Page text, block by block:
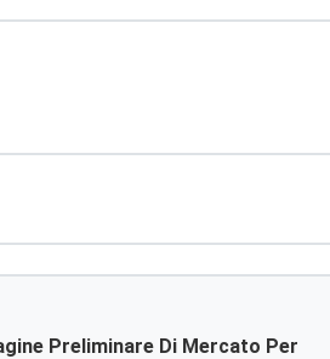
Preliminare Di Mercato Per